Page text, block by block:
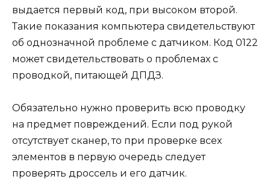
выдается первый код, при высоком второй.
Такие показания компьютера свидетельствуют
об однозначной проблеме с датчиком. Код 0122
может свидетельствовать о проблемах с
проводкой, питающей ДПДЗ.
Обязательно нужно проверить всю проводку
на предмет повреждений. Если под рукой
отсутствует сканер, то при проверке всех
элементов в первую очередь следует
проверять дроссель и его датчик.